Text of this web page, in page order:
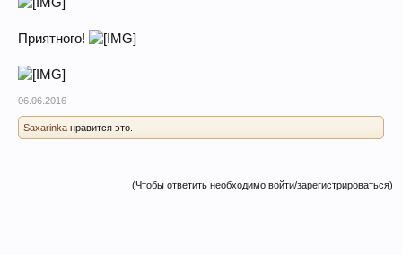
Приятного!
06.06.2016
Saxarinka нравится это.
(Чтобы ответить необходимо войти/зарегистрироваться)